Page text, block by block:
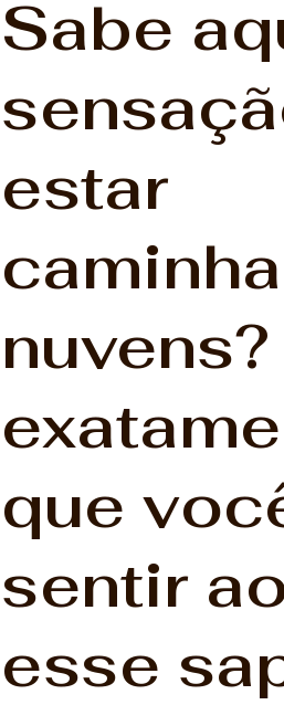
Sabe
estar
nuvens?
que
sentir
esse